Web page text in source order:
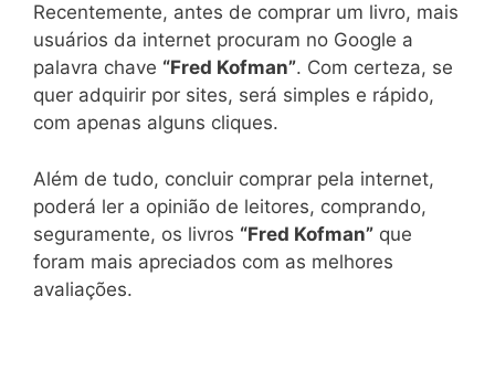
Recentemente, antes de comprar um livro, mais
usuários da internet procuram no Google a
palavra chave “Fred Kofman”. Com certeza, se
quer adquirir por sites, será simples e rápido,
com apenas alguns cliques.
Além de tudo, concluir comprar pela internet,
poderá ler a opinião de leitores, comprando,
seguramente, os livros “Fred Kofman” que
foram mais apreciados com as melhores
avaliações.